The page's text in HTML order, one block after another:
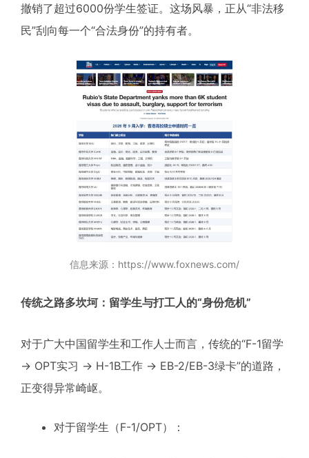
撤销了超过6000份学生签证。这场风暴，正从“非法移
民”刮向每一个“合法身份”的持有者。
信息来源：https://www.foxnews.com/
传统之路多坎坷：留学生与打工人的“身份危机”
对于广大中国留学生和工作人士而言，传统的“F-1留学
→ OPT实习 → H-1B工作 → EB-2/EB-3绿卡”的道路，
正变得异常崎岖。
对于留学生（F-1/OPT）：